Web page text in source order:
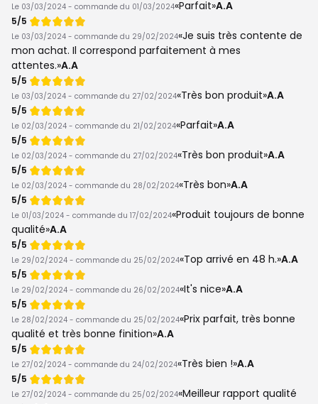
de
Le 03/03/2024 - commande du 01/03/2024 Parfait A.A
Note
de
5/5
Le 03/03/2024 - commande du 29/02/2024 Je suis très contente de
mon achat. Il correspond parfaitement à mes
attentes. A.A
Note
de
5/5
Le 03/03/2024 - commande du 27/02/2024 Très bon produit A.A
Note
de
5/5
Le 02/03/2024 - commande du 21/02/2024 Parfait A.A
Note
de
5/5
Le 02/03/2024 - commande du 27/02/2024 Très bon produit A.A
Note
de
5/5
Le 02/03/2024 - commande du 28/02/2024 Très bon A.A
Note
de
5/5
Le 01/03/2024 - commande du 17/02/2024 Produit toujours de bonne
qualité A.A
Note
de
5/5
Le 29/02/2024 - commande du 25/02/2024 Top arrivé en 48 h. A.A
Note
de
5/5
Le 29/02/2024 - commande du 26/02/2024 It's nice A.A
Note
de
5/5
Le 28/02/2024 - commande du 25/02/2024 Prix parfait, très bonne
qualité et très bonne finition A.A
Note
de
5/5
Le 27/02/2024 - commande du 24/02/2024 Très bien ! A.A
Note
de
5/5
Le 27/02/2024 - commande du 25/02/2024 Meilleur rapport qualité